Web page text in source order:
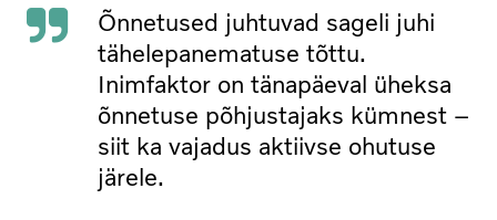
Õnnetused juhtuvad sageli juhi
tähelepanematuse tõttu.
Inimfaktor on tänapäeval üheksa
õnnetuse põhjustajaks kümnest –
siit ka vajadus aktiivse ohutuse
järele.